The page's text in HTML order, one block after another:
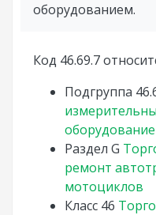
оборудованием.
Код 46.69.7
Подгруппа
Раздел G
ремонт
мотоциклов
Класс 46